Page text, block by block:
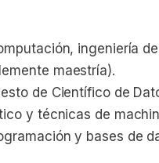
ingeniería
maestría).
de Científico de
y técnicas de
y bases de